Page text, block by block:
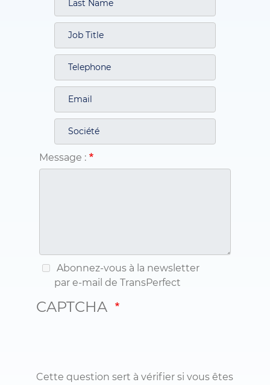
Message :
Abonnez-vous à la newsletter
par e-mail de TransPerfect
CAPTCHA
Cette question sert à vérifier si vous êtes